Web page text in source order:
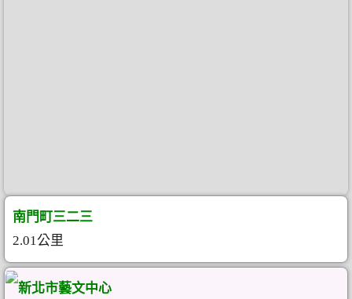
南門町三二三
2.01公里
新北市藝文中心